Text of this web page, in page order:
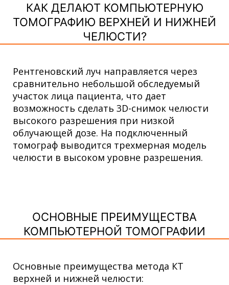
КАК ДЕЛАЮТ КОМПЬЮТЕРНУЮ
ТОМОГРАФИЮ ВЕРХНЕЙ И НИЖНЕЙ
ЧЕЛЮСТИ?
Рентгеновский луч направляется через
сравнительно небольшой обследуемый
участок лица пациента, что дает
возможность сделать 3D-снимок челюсти
высокого разрешения при низкой
облучающей дозе. На подключенный
томограф выводится трехмерная модель
челюсти в высоком уровне разрешения.
ОСНОВНЫЕ ПРЕИМУЩЕСТВА
КОМПЬЮТЕРНОЙ ТОМОГРАФИИ
Основные преимущества метода КТ
верхней и нижней челюсти: